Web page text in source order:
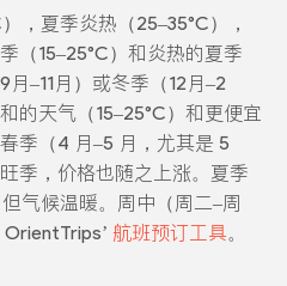
，夏季炎热（25–35°C），
（15–25°C）和炎热的夏季
月–11月）或冬季（12月–2
的天气（15–25°C）和更便宜
季（4 月–5 月，尤其是 5
季，价格也随之上涨。夏季
气候温暖。周中（周二–周
航班预订工具。